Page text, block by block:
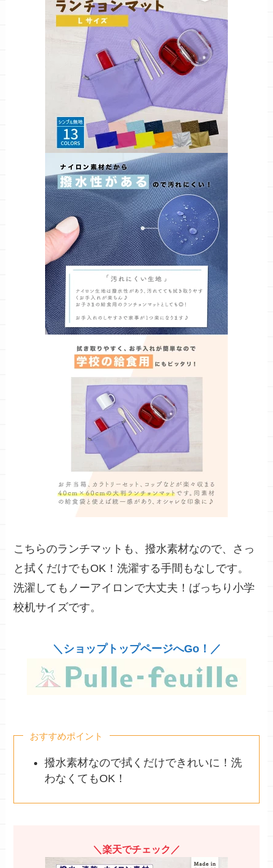
こちらのランチマットも、撥水素材なので、 さっ
と拭くだけでもOK ！洗濯する手間もなしです。
洗濯しても ノーアイロンで大丈夫 ！ばっちり小学
校机サイズです。
＼ショップトップページへGo！／
おすすめポイント
撥水素材なので拭くだけできれいに！洗
わなくてもOK！
＼楽天でチェック／